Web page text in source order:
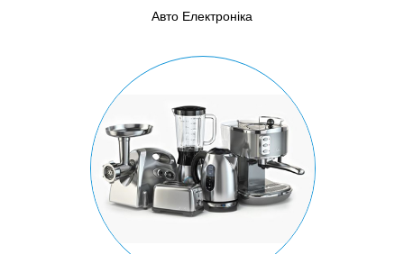
Авто Електроніка